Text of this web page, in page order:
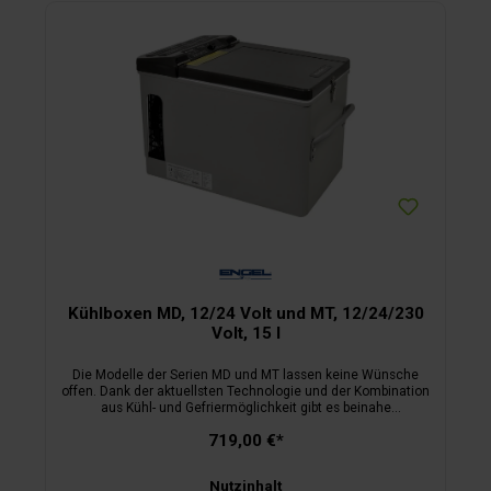
Kühlboxen MD, 12/24 Volt und MT, 12/24/230
Volt, 15 l
Die Modelle der Serien MD und MT lassen keine Wünsche
offen. Dank der aktuellsten Technologie und der Kombination
aus Kühl- und Gefriermöglichkeit gibt es beinahe
Gebrauch, auch in tropischen Regionen. Der Nutzer
719,00 €*
Nutzinhalt